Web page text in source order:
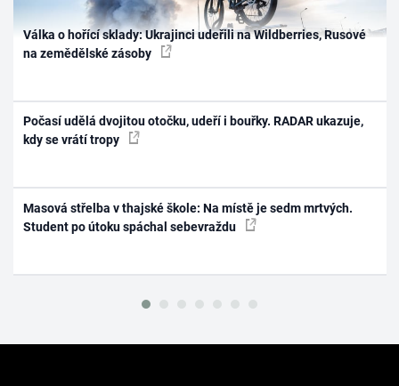
Válka o hořící sklady: Ukrajinci udeřili na Wildberries, Rusové
na zemědělské zásoby
Počasí udělá dvojitou otočku, udeří i bouřky. RADAR ukazuje,
kdy se vrátí tropy
Masová střelba v thajské škole: Na místě je sedm mrtvých.
Student po útoku spáchal sebevraždu